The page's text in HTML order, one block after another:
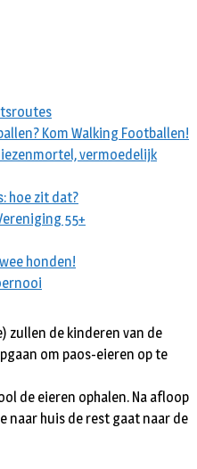
Kom Walking Footballen!
vermoedelijk
hoe zit dat?
55+
honden!
zullen de kinderen van de
om paos-eieren op te
de eieren ophalen. Na afloop
naar huis de rest gaat naar de